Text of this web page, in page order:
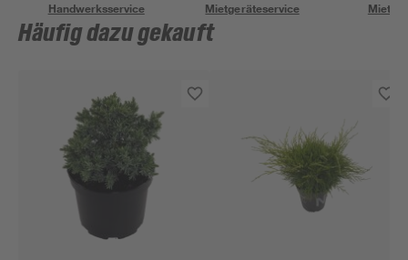
Handwerksservice Mietgeräteservice
Häufig dazu gekauft